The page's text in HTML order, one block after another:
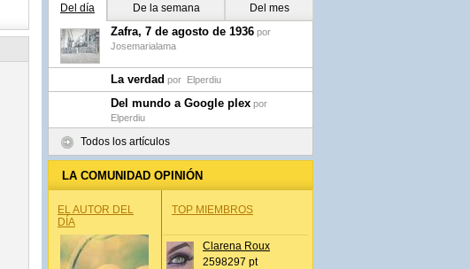
Del día De la semana Del mes
Zafra, 7 de agosto de 1936 por
Josemarialama
La verdad por Elperdiu
Del mundo a Google plex por
Elperdiu
Todos los artículos
LA COMUNIDAD OPINIÓN
EL AUTOR DEL
DÍA
TOP MIEMBROS
Clarena Roux
2598297 pt